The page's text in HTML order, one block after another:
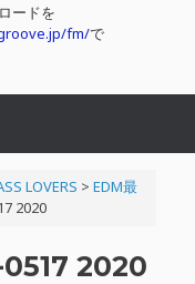
ードを
fm/で
LOVERS > EDM最
2020
0517 2020